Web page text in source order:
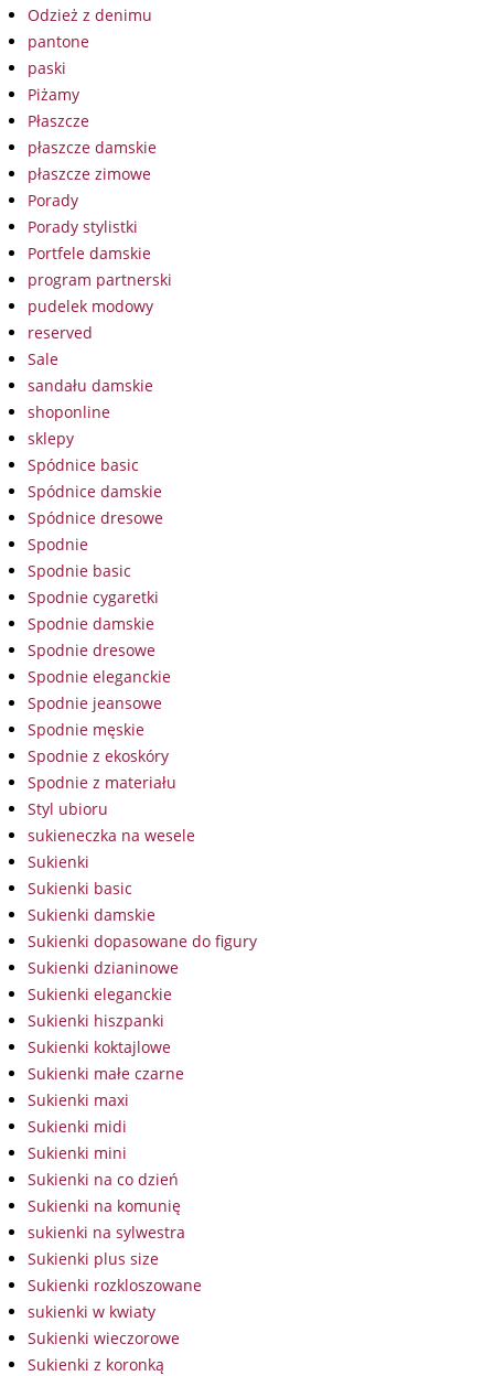
Odzież z denimu
pantone
paski
Piżamy
Płaszcze
płaszcze damskie
płaszcze zimowe
Porady
Porady stylistki
Portfele damskie
program partnerski
pudelek modowy
reserved
Sale
sandału damskie
shoponline
sklepy
Spódnice basic
Spódnice damskie
Spódnice dresowe
Spodnie
Spodnie basic
Spodnie cygaretki
Spodnie damskie
Spodnie dresowe
Spodnie eleganckie
Spodnie jeansowe
Spodnie męskie
Spodnie z ekoskóry
Spodnie z materiału
Styl ubioru
sukieneczka na wesele
Sukienki
Sukienki basic
Sukienki damskie
Sukienki dopasowane do figury
Sukienki dzianinowe
Sukienki eleganckie
Sukienki hiszpanki
Sukienki koktajlowe
Sukienki małe czarne
Sukienki maxi
Sukienki midi
Sukienki mini
Sukienki na co dzień
Sukienki na komunię
sukienki na sylwestra
Sukienki plus size
Sukienki rozkloszowane
sukienki w kwiaty
Sukienki wieczorowe
Sukienki z koronką